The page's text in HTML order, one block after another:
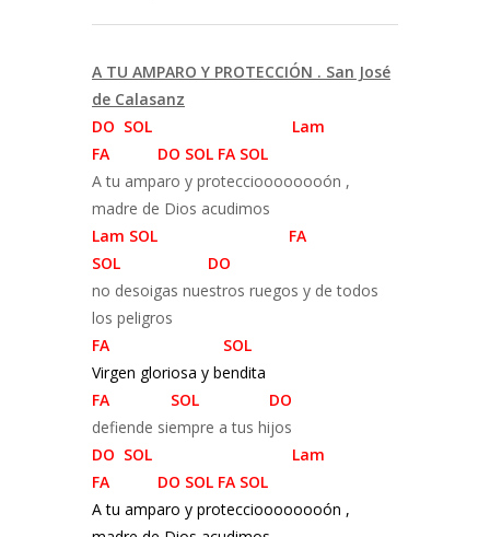
A TU AMPARO Y PROTECCIÓN . San José
de Calasanz
DO SOL Lam
FA DO SOL FA SOL
A tu amparo y proteccioooooooón ,
madre de Dios acudimos
Lam SOL FA
SOL DO
no desoigas nuestros ruegos y de todos
los peligros
FA SOL
Virgen gloriosa y bendita
FA SOL DO
defiende siempre a tus hijos
DO SOL Lam
FA DO SOL FA SOL
A tu amparo y proteccioooooooón ,